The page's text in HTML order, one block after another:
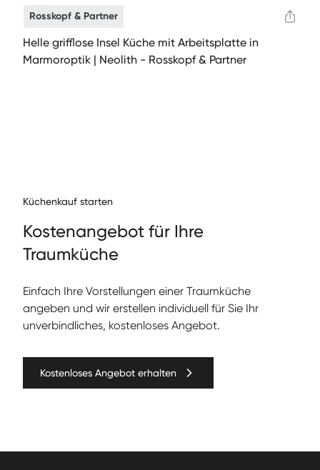
Rosskopf & Partner
Helle grifflose Insel Küche mit Arbeitsplatte in
Marmoroptik | Neolith - Rosskopf & Partner
Küchenkauf starten
Kos­te­nange­bot für Ihre
Traumküche
Ein­fach Ihre Vorstel­lun­gen ein­er Traumküche
angeben und wir erstellen individuell für Sie Ihr
unverbindliches, kostenloses Angebot.
Kostenloses Angebot erhalten